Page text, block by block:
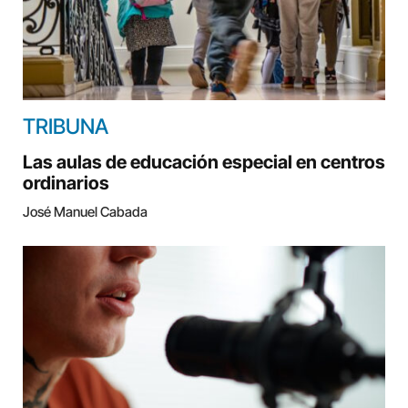
TRIBUNA
Las aulas de educación especial en centros
ordinarios
José Manuel Cabada